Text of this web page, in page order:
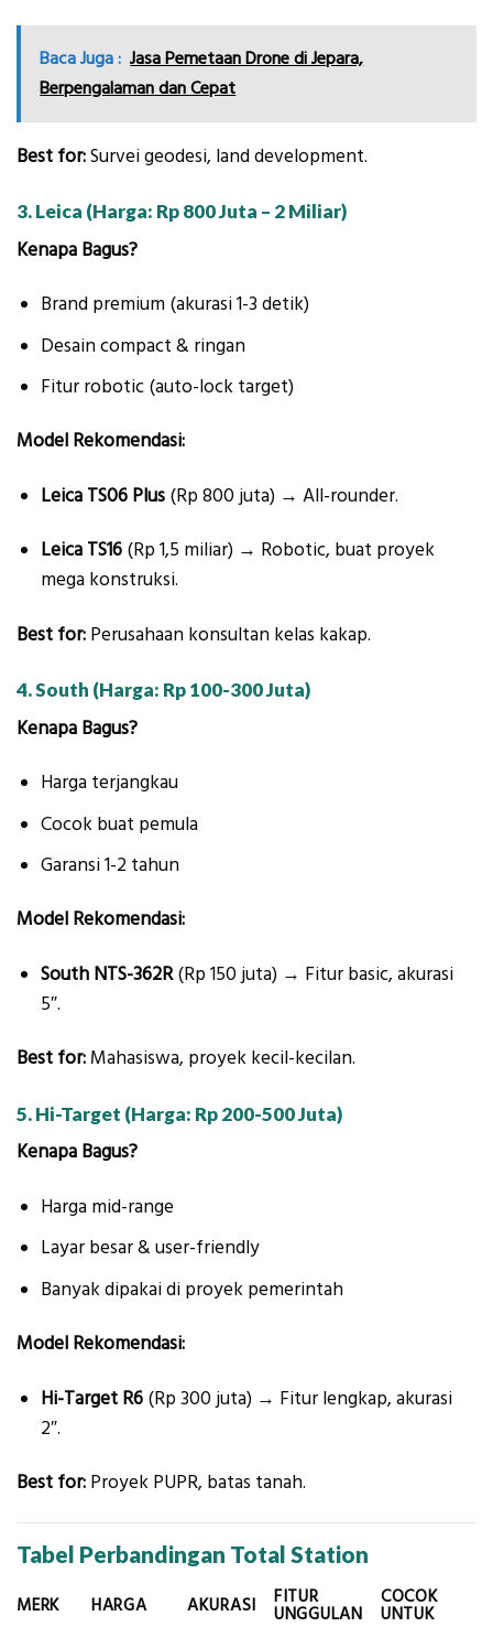
Baca Juga : Jasa Pemetaan Drone di Jepara,
Berpengalaman dan Cepat
Best for:Survei geodesi, land development.
3. Leica (Harga: Rp 800 Juta – 2 Miliar)
Kenapa Bagus?
Brand premium (akurasi 1-3 detik)
Desain compact & ringan
Fitur robotic (auto-lock target)
Model Rekomendasi:
Leica TS06 Plus (Rp 800 juta) → All-rounder.
Leica TS16 (Rp 1,5 miliar) → Robotic, buat proyek
mega konstruksi.
Best for: Perusahaan konsultan kelas kakap.
4. South (Harga: Rp 100-300 Juta)
Kenapa Bagus?
Harga terjangkau
Cocok buat pemula
Garansi 1-2 tahun
Model Rekomendasi:
South NTS-362R(Rp 150 juta) → Fitur basic, akurasi
5″.
Best for: Mahasiswa, proyek kecil-kecilan.
5. Hi-Target (Harga: Rp 200-500 Juta)
Kenapa Bagus?
Harga mid-range
Layar besar & user-friendly
Banyak dipakai di proyek pemerintah
Model Rekomendasi:
Hi-Target R6 (Rp 300 juta) → Fitur lengkap, akurasi
2″.
Best for: Proyek PUPR, batas tanah.
Tabel Perbandingan Total Station
MERK HARGA AKURASI FITUR
UNGGULAN
COCOK
UNTUK